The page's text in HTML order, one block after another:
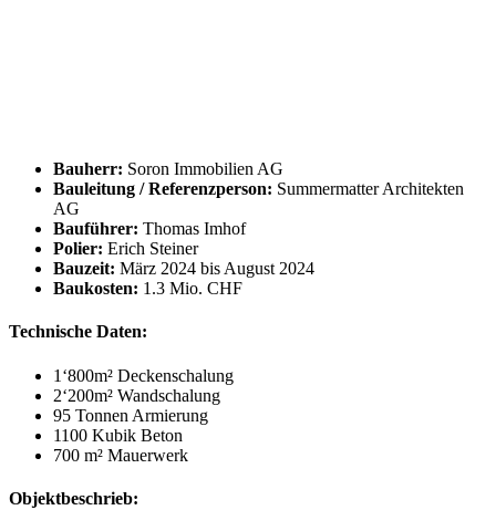
Bauherr: Soron Immobilien AG
Bauleitung / Referenzperson: Summermatter Architekten
AG
Bauführer: Thomas Imhof
Polier: Erich Steiner
Bauzeit: März 2024 bis August 2024
Baukosten: 1.3 Mio. CHF
Technische Daten:
1‘800m² Deckenschalung
2‘200m² Wandschalung
95 Tonnen Armierung
1100 Kubik Beton
700 m² Mauerwerk
Objektbeschrieb: